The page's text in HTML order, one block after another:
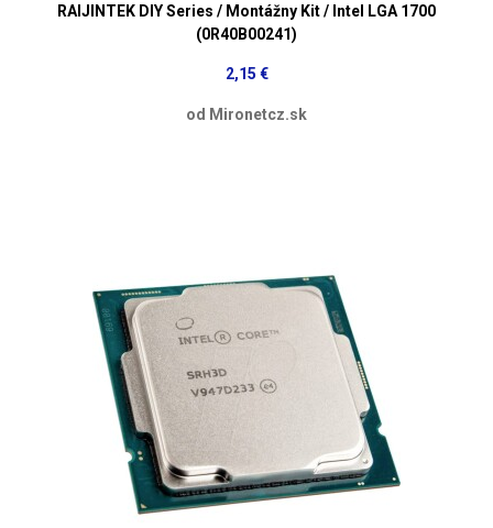
RAIJINTEK DIY Series / Montážny Kit / Intel LGA 1700
(0R40B00241)
2,15 €
od Mironetcz.sk